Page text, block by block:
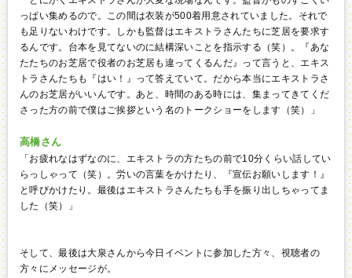
っぱい集めるので。この間は衣装が500着用意されていました。それで
も足りないわけです。しかも監督はエキストラさんたちに芝居を要求す
るんです。台本を見てないのに結構深いことを指示する（笑）。『あな
たたちのお芝居で役者のお芝居も違ってくるんだ』って言うと、エキス
トラさんたちも『はい！』って答えていて。だから本当にエキストラさ
んのお芝居がいいんです。あと、時間のある時には、集まってきてくだ
さった方の前で僕はご挨拶という名のトークショーをします（笑）」
高橋さん
「お疲れなはずなのに、エキストラの方たちの前で10分くらい話してい
らっしゃって（笑）。労いの言葉をかけたり、『宣伝お願いします！』
と呼びかけたり。最後はエキストラさんたちも手を振り出しちゃってま
した（笑）」
そして、最後は大泉さんから今日イベントに参加した方々、視聴者の
方々にメッセージが。